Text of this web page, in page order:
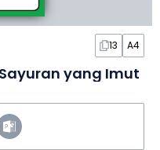
13 A4
yang Imut